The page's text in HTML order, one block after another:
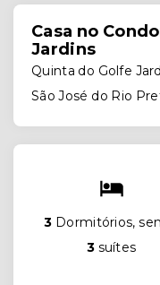
Casa no
Jardins
Quinta do Golfe
São José do Rio
3 Dormitórios,
3suítes